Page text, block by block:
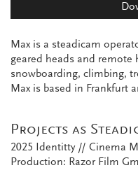
Max is a steadicam
geared heads and remote
snowboarding, climbing,
Max is based in Frankfurt
Projects as
2025 Identitty // Cinema
Production: Razor Film